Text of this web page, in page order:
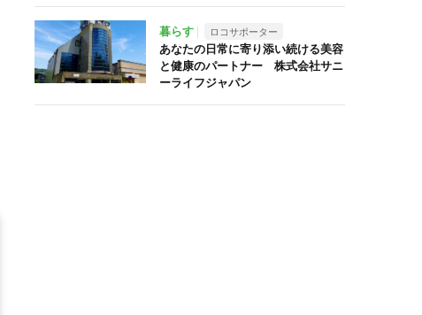
暮らす ロコサポーター
あなたの日常に寄り添い続ける美容
と健康のパートナー 株式会社サニ
ーライフジャパン